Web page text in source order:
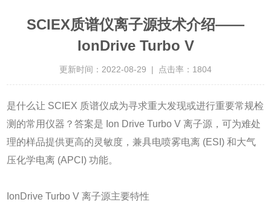
SCIEX质谱仪离子源技术介绍——
IonDrive Turbo V
更新时间：2022-08-29 | 点击率：1804
是什么让 SCIEX 质谱仪成为寻求重大发现或进行重要常规检
测的常用仪器？答案是 Ion Drive Turbo V 离子源，可为难处
理的样品提供更高的灵敏度，兼具电喷雾电离 (ESI) 和大气
压化学电离 (APCI) 功能。
IonDrive Turbo V 离子源主要特性